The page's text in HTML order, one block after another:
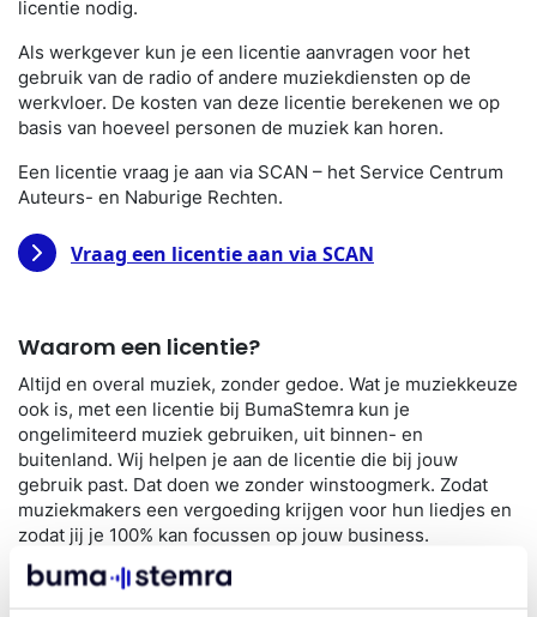
licentie nodig.
Als werkgever kun je een licentie aanvragen voor het
gebruik van de radio of andere muziekdiensten op de
werkvloer. De kosten van deze licentie berekenen we op
basis van hoeveel personen de muziek kan horen.
Een licentie vraag je aan via SCAN – het Service Centrum
Auteurs- en Naburige Rechten.
Vraag een licentie aan via SCAN
Waarom een licentie?
Altijd en overal muziek, zonder gedoe. Wat je muziekkeuze
ook is, met een licentie bij BumaStemra kun je
ongelimiteerd muziek gebruiken, uit binnen- en
buitenland. Wij helpen je aan de licentie die bij jouw
gebruik past. Dat doen we zonder winstoogmerk. Zodat
muziekmakers een vergoeding krijgen voor hun liedjes en
zodat jij je 100% kan focussen op jouw business.
Muziek brengt je dichter bij je zakelijke dromen. Het is de